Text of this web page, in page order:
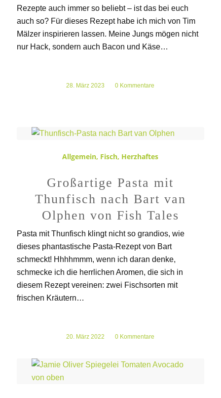
Rezepte auch immer so beliebt – ist das bei euch
auch so? Für dieses Rezept habe ich mich von Tim
Mälzer inspirieren lassen. Meine Jungs mögen nicht
nur Hack, sondern auch Bacon und Käse…
28. März 2023
/ 0 Kommentare
Allgemein, Fisch, Herzhaftes
Großartige Pasta mit
Thunfisch nach Bart van
Olphen von Fish Tales
Pasta mit Thunfisch klingt nicht so grandios, wie
dieses phantastische Pasta-Rezept von Bart
schmeckt! Hhhhmmm, wenn ich daran denke,
schmecke ich die herrlichen Aromen, die sich in
diesem Rezept vereinen: zwei Fischsorten mit
frischen Kräutern…
20. März 2022
/ 0 Kommentare